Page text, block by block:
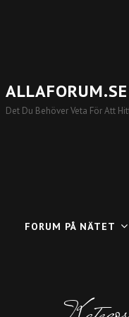
ALLAFORUM.SE
Det Du Behöver Veta För Att
FORUM PÅ NÄTET